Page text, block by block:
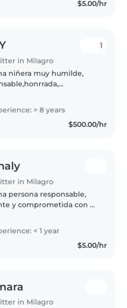
y comprometida con
$5.00/hr
in Milagro
1
niñera muy humilde,
jugar con los niños ver q se
feliz tambien enseñarles a
lo que tienen a su lado..
> 8 years
$500.00/hr
in Milagro
persona responsable,
y comprometida con el
de cada niño,
un ambiente seguro,..
< 1 year
$5.00/hr
in Milagro